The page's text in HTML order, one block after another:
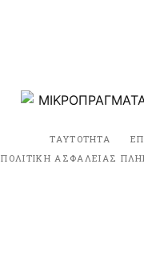
ΤΑΥΤΟΤΗΤΑ
ΠΟΛΙΤΙΚΗ ΑΣΦΑΛΕΙΑΣ